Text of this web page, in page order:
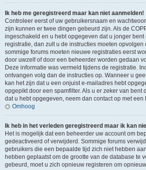
Ik heb me geregistreerd maar kan niet aanmelden!
Controleer eerst of uw gebruikersnaam en
zijn kunnen er twee dingen gebeurd zijn. Als de
ingeschakeld en u hebt opgegeven dat u jonger bent
registratie, dan zult u de instructies moeten opvolgen
sommige forums moeten nieuwe registraties eerst
door uwzelf of door een beheerder worden gedaan
Deze informatie was vermeld tijdens de registratie.
ontvangen volg dan de instructies op. Wanneer u
kan het zijn dat u een onjuist e-mailadres hebt
opgepikt door een spamfilter. Als u er zeker van bent
dat u hebt opgegeven, neem dan contact op met een
Omhoog
Ik heb in het verleden geregistreerd maar ik kan
Het is mogelijk dat een beheerder uw account om
gedeactiveerd of verwijderd. Sommige forums
gebruikers die een bepaalde tijd zich niet hebben
hebben geplaatst om de grootte van de database te
gebeurd, moet u zich opnieuw registeren om